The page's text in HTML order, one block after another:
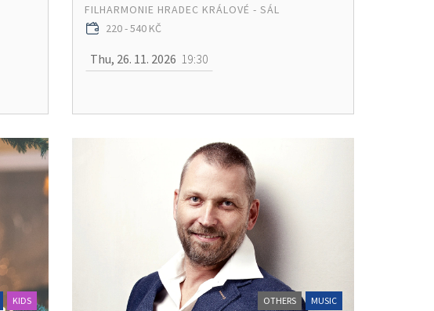
FILHARMONIE HRADEC KRÁLOVÉ - SÁL
220 - 540 KČ
Thu, 26. 11. 2026 19:30
KIDS OTHERS MUSIC